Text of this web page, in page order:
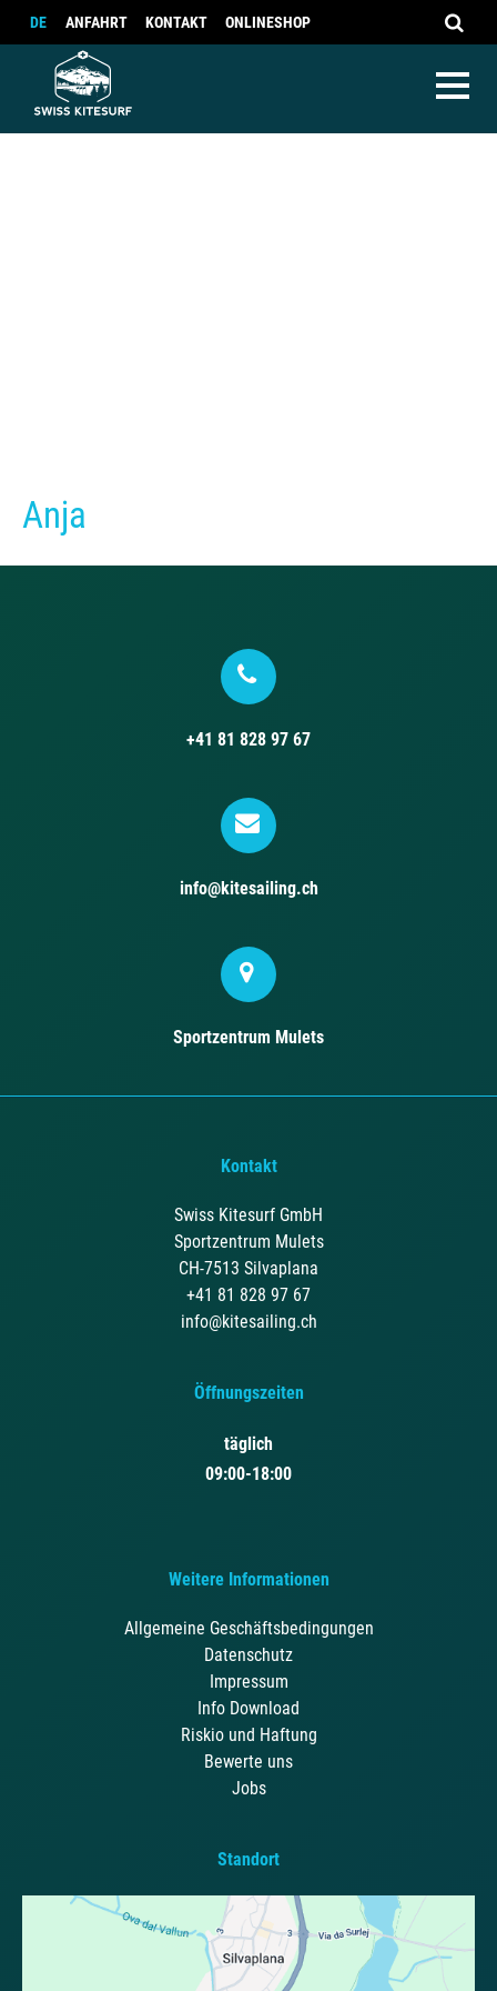
DE ANFAHRT KONTAKT ONLINESHOP
Anja
+41 81 828 97 67
info@kitesailing.ch
Sportzentrum Mulets
Kontakt
Swiss Kitesurf GmbH
Sportzentrum Mulets
CH-7513 Silvaplana
+41 81 828 97 67
info@kitesailing.ch
Öffnungszeiten
täglich
09:00-18:00
Weitere Informationen
Allgemeine Geschäftsbedingungen
Datenschutz
Impressum
Info Download
Riskio und Haftung
Bewerte uns
Jobs
Standort